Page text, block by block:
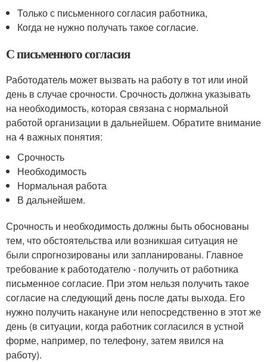
Только с письменного согласия работника,
Когда не нужно получать такое согласие.
С письменного согласия
Работодатель может вызвать на работу в тот или иной
день в случае срочности. Срочность должна указывать
на необходимость, которая связана с нормальной
работой организации в дальнейшем. Обратите внимание
на 4 важных понятия:
Срочность
Необходимость
Нормальная работа
В дальнейшем.
Срочность и необходимость должны быть обоснованы
тем, что обстоятельства или возникшая ситуация не
были спрогнозированы или запланированы. Главное
требование к работодателю - получить от работника
письменное согласие. При этом нельзя получить такое
согласие на следующий день после даты выхода. Его
нужно получить накануне или непосредственно в этот же
день (в ситуации, когда работник согласился в устной
форме, например, по телефону, затем явился на
работу).